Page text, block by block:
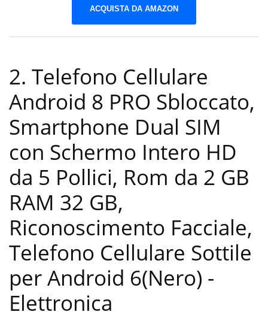
ACQUISTA DA AMAZON
2. Telefono Cellulare
Android 8 PRO Sbloccato,
Smartphone Dual SIM
con Schermo Intero HD
da 5 Pollici, Rom da 2 GB
RAM 32 GB,
Riconoscimento Facciale,
Telefono Cellulare Sottile
per Android 6(Nero) -
Elettronica